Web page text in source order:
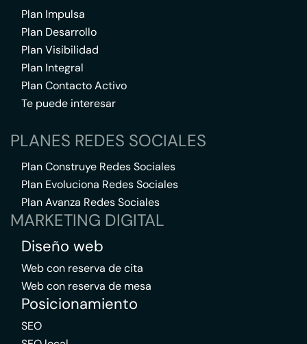
Plan Impulsa
Plan Desarrollo
Plan Visibilidad
Plan Integral
Plan Contacto Activo
Te puede interesar
PLANES REDES SOCIALES
Plan Construye Redes Sociales
Plan Evoluciona Redes Sociales
Plan Avanza Redes Sociales
MARKETING DIGITAL
Diseño web
Web con reserva de cita
Web con reserva de mesa
Posicionamiento
SEO